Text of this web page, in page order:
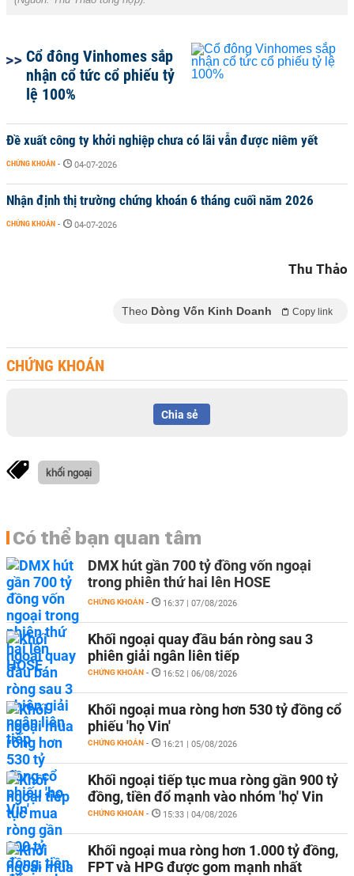
Cổ đông Vinhomes sắp
nhận cổ tức cổ phiếu tỷ
lệ 100%
Đề xuất công ty khởi nghiệp chưa có lãi vẫn được niêm yết
CHỨNG KHOÁN - 04-07-2026
Nhận định thị trường chứng khoán 6 tháng cuối năm 2026
CHỨNG KHOÁN - 04-07-2026
Thu Thảo
Theo Dòng Vốn Kinh Doanh Copy link
CHỨNG KHOÁN
Chia sẻ
khối ngoại
Có thể bạn quan tâm
DMX hút gần 700 tỷ đồng vốn ngoại
trong phiên thứ hai lên HOSE
CHỨNG KHOÁN - 16:37 | 07/08/2026
Khối ngoại quay đầu bán ròng sau 3
phiên giải ngân liên tiếp
CHỨNG KHOÁN - 16:52 | 06/08/2026
Khối ngoại mua ròng hơn 530 tỷ đồng cổ
phiếu 'họ Vin'
CHỨNG KHOÁN - 16:21 | 05/08/2026
Khối ngoại tiếp tục mua ròng gần 900 tỷ
đồng, tiền đổ mạnh vào nhóm 'họ' Vin
CHỨNG KHOÁN - 15:33 | 04/08/2026
Khối ngoại mua ròng hơn 1.000 tỷ đồng,
FPT và HPG được gom mạnh nhất